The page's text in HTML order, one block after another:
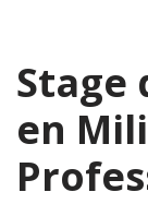
Stage
en